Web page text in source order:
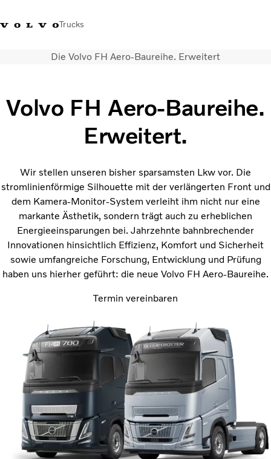
Trucks
+41 44 847 61 00 Einloggen Volvo Merchandise Shop Schweiz French
Lkw
Elektro
Technik
Händlersuche
Über uns
Kontakt
Die Volvo FH Aero-Baureihe. Erweitert
Volvo FH Aero-Baureihe.
Erweitert.
Wir stellen unseren bisher sparsamsten Lkw vor. Die
stromlinienförmige Silhouette mit der verlängerten Front und
dem Kamera-Monitor-System verleiht ihm nicht nur eine
markante Ästhetik, sondern trägt auch zu erheblichen
Energieeinsparungen bei. Jahrzehnte bahnbrechender
Innovationen hinsichtlich Effizienz, Komfort und Sicherheit
sowie umfangreiche Forschung, Entwicklung und Prüfung
haben uns hierher geführt: die neue Volvo FH Aero-Baureihe.
Termin vereinbaren